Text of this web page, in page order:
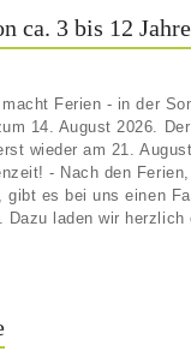
ca. 3 bis 12
macht Ferien - in der
14. August 2026.
wieder am 21.
- Nach den
gibt es bei uns einen
Dazu laden wir herzlich